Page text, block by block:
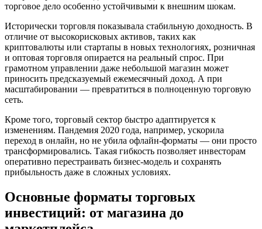
торговое дело особенно устойчивыми к внешним шокам.
Исторически торговля показывала стабильную доходность. В
отличие от высокорисковых активов, таких как
криптовалюты или стартапы в новых технологиях, розничная
и оптовая торговля опирается на реальный спрос. При
грамотном управлении даже небольшой магазин может
приносить предсказуемый ежемесячный доход. А при
масштабировании — превратиться в полноценную торговую
сеть.
Кроме того, торговый сектор быстро адаптируется к
изменениям. Пандемия 2020 года, например, ускорила
переход в онлайн, но не убила офлайн-форматы — они просто
трансформировались. Такая гибкость позволяет инвесторам
оперативно перестраивать бизнес-модель и сохранять
прибыльность даже в сложных условиях.
Основные форматы торговых
инвестиций: от магазина до